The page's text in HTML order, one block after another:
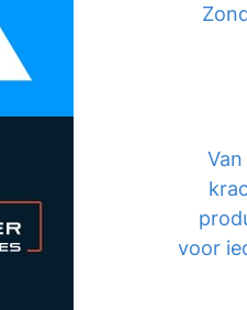
voor